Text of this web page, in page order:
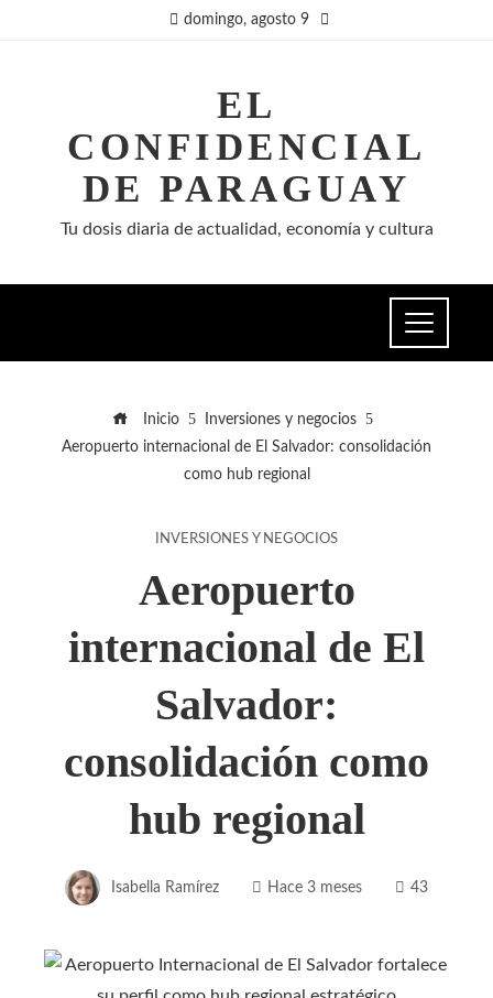
domingo, agosto 9
EL
CONFIDENCIAL
DE PARAGUAY
Tu dosis diaria de actualidad, economía y cultura
Inicio
Inversiones y negocios
Aeropuerto internacional de El Salvador: consolidación
como hub regional
INVERSIONES Y NEGOCIOS
Aeropuerto
internacional de El
Salvador:
consolidación como
hub regional
Isabella Ramírez Hace 3 meses 43